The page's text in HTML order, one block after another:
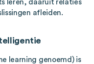
leren, daaruit relaties
afleiden.
learning genoemd) is